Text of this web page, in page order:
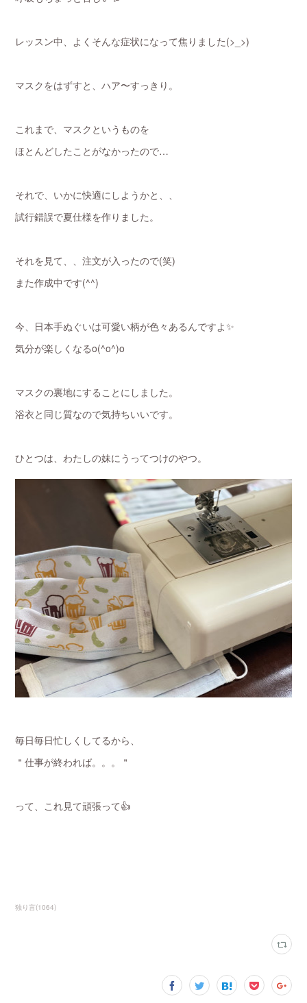
レッスン中、よくそんな症状になって焦りました(>_>)
マスクをはずすと、ハア〜すっきり。
これまで、マスクというものを
ほとんどしたことがなかったので…
それで、いかに快適にしようかと、、
試行錯誤で夏仕様を作りました。
それを見て、、注文が入ったので(笑)
また作成中です(^^)
今、日本手ぬぐいは可愛い柄が色々あるんですよ✨
気分が楽しくなるo(^o^)o
マスクの裏地にすることにしました。
浴衣と同じ質なので気持ちいいです。
ひとつは、わたしの妹にうってつけのやつ。
毎日毎日忙しくしてるから、
＂仕事が終われば。。。＂
って、これ見て頑張って👍
独り言(1064)